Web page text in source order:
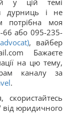
дурниць і не
потрібна моя
66 або 095-235-
, вайбер
Бажаєте
на цю тему,
каналу за
.
від юридичного